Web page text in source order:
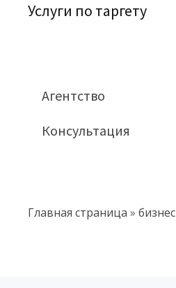
Услуги по таргету
Агентство
Консультация
Главная страница » бизнес